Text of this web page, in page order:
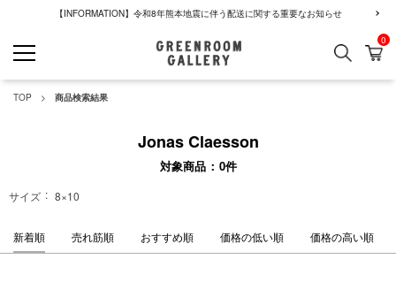
【INFORMATION】令和8年熊本地震に伴う配送に関する重要なお知らせ
検索 カ
0
TOP 商品検索結果
Jonas Claesson
対象商品 0件
サイズ 8×10
新着順 売れ筋順 おすすめ順 価格の低い順 価格の高い順